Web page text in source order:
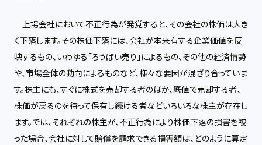
上場会社において不正行為が発覚すると、その会社の株価は大き
く下落します。その株価下落には、会社が本来有する企業価値を反
映するもの、いわゆる「ろうばい売り」によるもの、その他の経済情勢
や、市場全体の動向によるものなど、様々な要因が混ざり合っていま
す。株主にも、すぐに株式を売却する者のほか、底値で売却する者、
株価が戻るのを待って保有し続ける者などいろいろな株主が存在し
ます。では、それぞれの株主が、不正行為により株価下落の損害を被
った場合、会社に対して賠償を請求できる損害額は、どのように算定